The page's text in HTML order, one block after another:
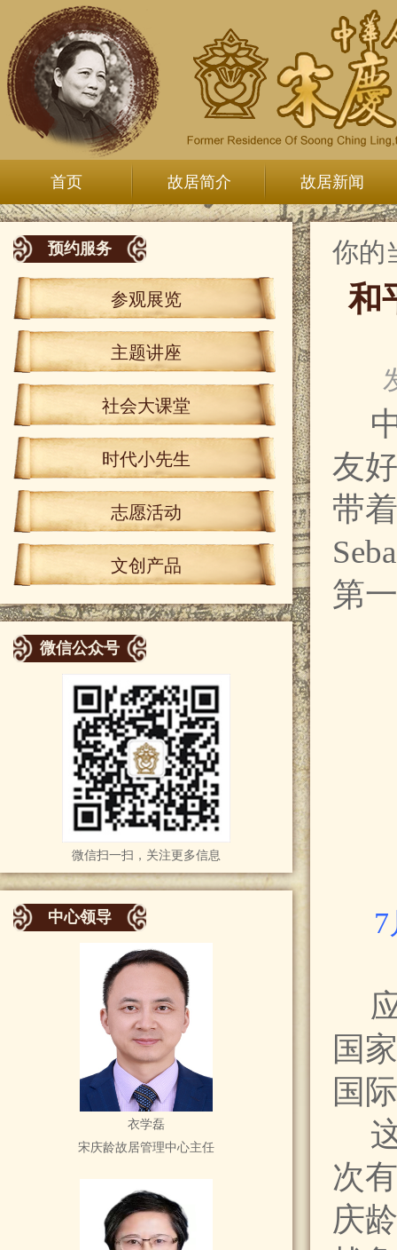
首页 故居简介 故居新闻
预约服务
参观展览
主题讲座
社会大课堂
时代小先生
志愿活动
文创产品
微信公众号
微信扫一扫，关注更多信息
中心领导
衣学磊
宋庆龄故居管理中心主任
你的
和
友
带
第
国
国
次
庆